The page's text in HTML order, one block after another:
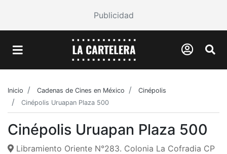
Publicidad
Inicio Cadenas de Cines en México
Cinépolis
Cinépolis Uruapan Plaza 500
Cinépolis Uruapan Plaza 500
Libramiento Oriente N°283. Colonia La Cofradia CP